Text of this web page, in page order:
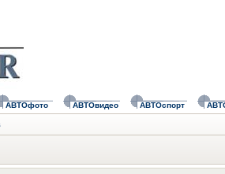
АВТОфото АВТОвидео АВТОспорт